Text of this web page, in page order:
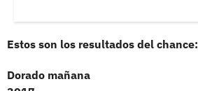
Estos son los resultados del chance:
Dorado mañana